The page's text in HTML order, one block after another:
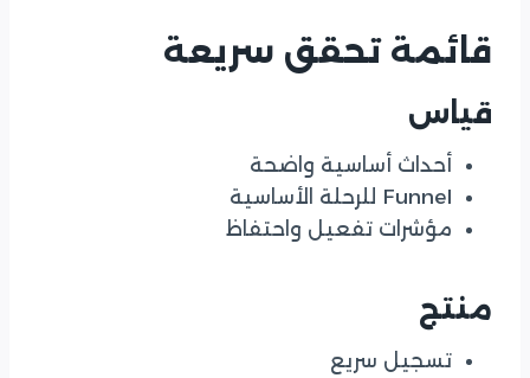
قائمة تحقق سريعة
قياس
أحداث أساسية واضحة
Funnel للرحلة الأساسية
مؤشرات تفعيل واحتفاظ
منتج
تسجيل سريع